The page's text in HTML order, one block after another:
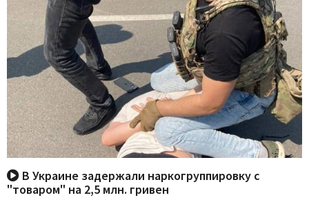
В Украине задержали наркогруппировку с
"товаром" на 2,5 млн. гривен